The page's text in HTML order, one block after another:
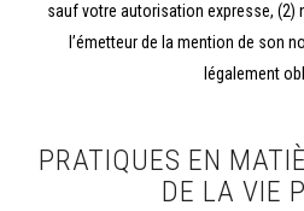
sauf votre autorisation expresse, (2)
l’émetteur de la mention de son
légalement
PRATIQUES EN
DE LA VIE